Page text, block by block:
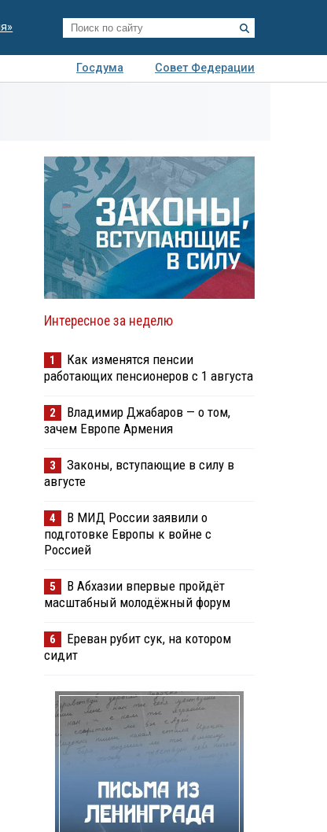
Госдума
Совет Федерации
Интересное за неделю
1
Как изменятся пенсии
работающих пенсионеров с 1 августа
2
Владимир Джабаров — о том,
зачем Европе Армения
3
Законы, вступающие в силу в
августе
4
В МИД России заявили о
подготовке Европы к войне с
Россией
5
В Абхазии впервые пройдёт
масштабный молодёжный форум
6
Ереван рубит сук, на котором
сидит